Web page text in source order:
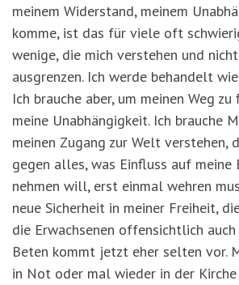
meinem Widerstand, meinem
komme, ist das für viele oft
wenige, die mich verstehen und
ausgrenzen. Ich werde behandelt
Ich brauche aber, um meinen Weg
meine Unabhängigkeit. Ich brauche
meinen Zugang zur Welt verstehen,
gegen alles, was Einfluss auf meine
nehmen will, erst einmal wehren
neue Sicherheit in meiner Freiheit,
die Erwachsenen offensichtlich
Beten kommt jetzt eher selten vor.
in Not oder mal wieder in der